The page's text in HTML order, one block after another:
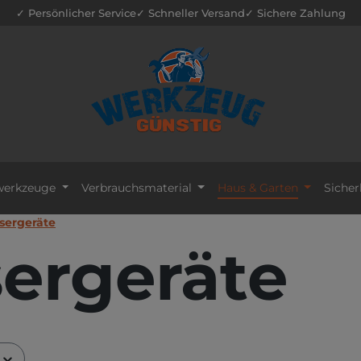
✓ Persönlicher Service✓ Schneller Versand✓ Sichere Zahlung
Verbrauchsmaterial Haus & Garten